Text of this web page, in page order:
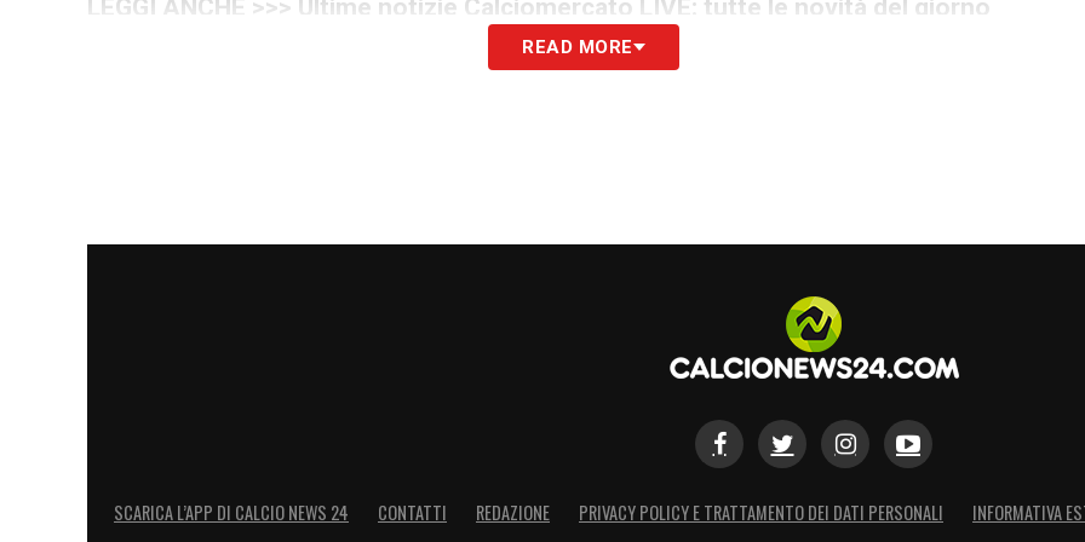
LEGGI ANCHE >>> Ultime notizie Calciomercato LIVE: tutte le novità del giorno
Non c’è però solo la Juve. Anche l’Inter ha messo gli occhi su Belghali, soprattutto dopo
Strappare Belghali a gennaio, però, non sarà semplice. L’Hellas Verona vorrebbe
trattenerlo almeno fino a giugno per centrare l’obiettivo salvezza. Inoltre pesa il fattore
Coppa d’Africa: Belghali è stato convocato dall’Algeria e potrebbe essere assente per
READ MORE
SCARICA L’APP DI CALCIO NEWS 24 CONTATTI REDAZIONE PRIVACY POLICY E TRATTAMENTO DEI DATI PERSONALI INFORMATIVA